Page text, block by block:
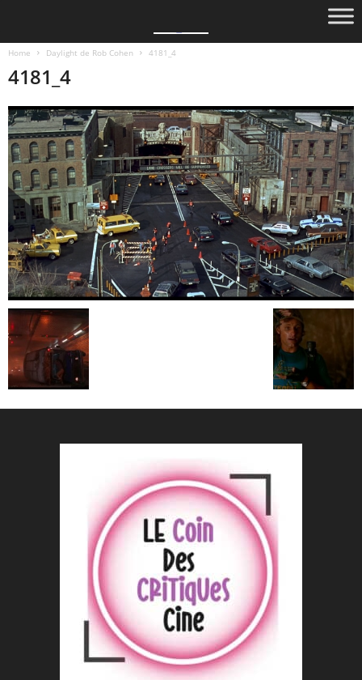
Home Daylight de Rob Cohen 4181_4
4181_4